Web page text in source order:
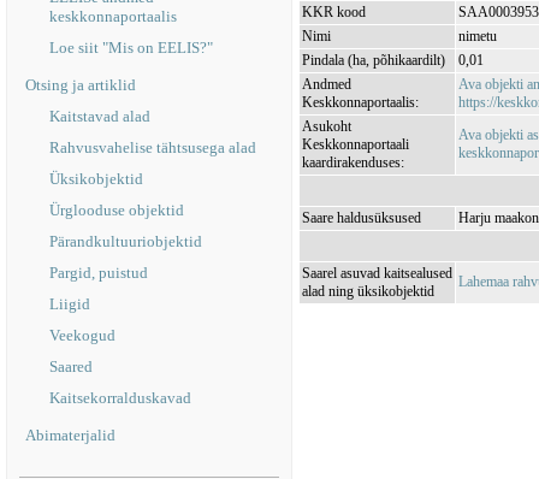
keskkonnaportaalis
Loe siit "Mis on EELIS?"
Otsing ja artiklid
Kaitstavad alad
Rahvusvahelise tähtsusega alad
Üksikobjektid
Ürglooduse objektid
Pärandkultuuriobjektid
Pargid, puistud
Liigid
Veekogud
Saared
Kaitsekorralduskavad
Abimaterjalid
KKR kood
SAA0003953
Nimi
nimetu
Pindala (ha, põhikaardilt)
0,01
Andmed
Keskkonnaportaalis:
Ava objekti
https://
Asukoht
Keskkonnaportaali
kaardirakenduses:
Ava objekti
Saare haldusüksused Harju
Saarel asuvad kaitsealused
alad ning üksikobjektid
Lahemaa